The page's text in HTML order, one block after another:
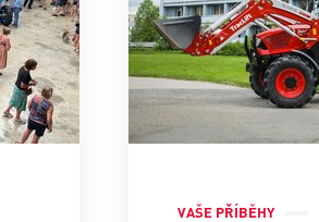
VAŠE PŘÍBĚHY